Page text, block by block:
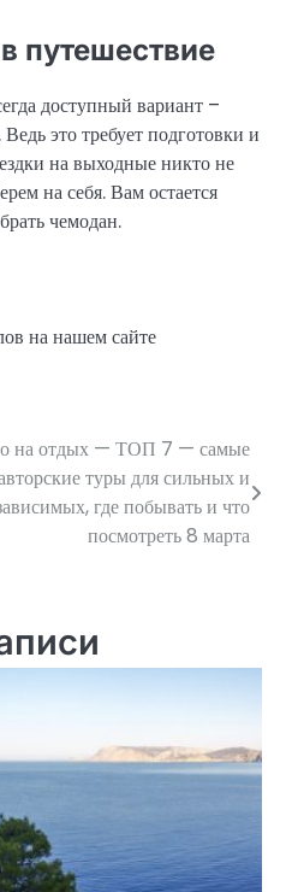
путешествие
доступный вариант –
это требует подготовки и
на выходные никто не
на себя. Вам остается
чемодан.
на нашем сайте
на отдых — ТОП 7 — самые
туры для сильных и
где побывать и что
посмотреть 8 марта